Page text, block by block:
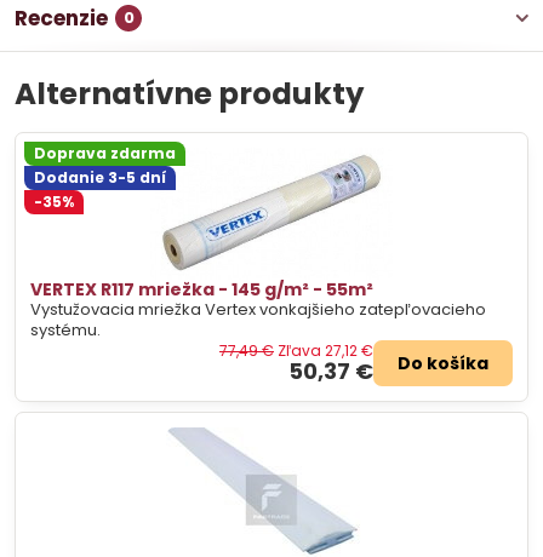
Recenzie 0
Alternatívne produkty
VERTEX R117 mriežka - 145 g/m² - 55m²
Doprava zdarma
Dodanie 3-5 dní
-35%
Vystužovacia mriežka Vertex vonkajšieho zatepľovacieho
systému.
50,37 €
77,49 € Zľava 27,12 €
Do košíka